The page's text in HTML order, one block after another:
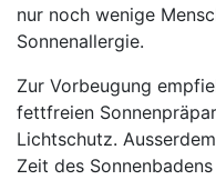
nur noch wenige
Sonnenallergie.
Zur Vorbeugung
fettfreien
Lichtschutz.
Zeit des